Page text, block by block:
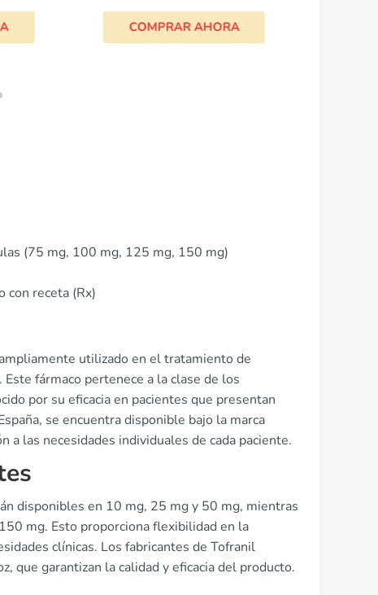
COMPRAR AHORA
(75 mg, 100 mg, 125 mg, 150 mg)
con receta (Rx)
utilizado en el tratamiento de
fármaco pertenece a la clase de los
por su eficacia en pacientes que presentan
se encuentra disponible bajo la marca
a las necesidades individuales de cada paciente.
disponibles en 10 mg, 25 mg y 50 mg, mientras
mg. Esto proporciona flexibilidad en la
clínicas. Los fabricantes de Tofranil
que garantizan la calidad y eficacia del producto.